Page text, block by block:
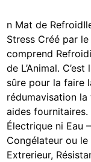
n Mat de
Stress Créé par le
comprend
de L’Animal.
sûre pour la faire
rédumavisation la
aides fournitaires.
Électrique ni Eau
Congélateur ou
Extrerieur,